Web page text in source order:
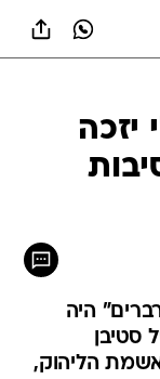
יזכה
היה
סטיבן
הליהוק,